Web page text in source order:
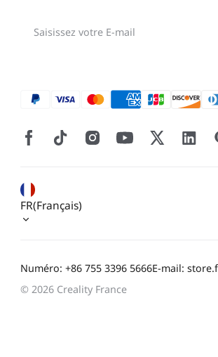
Numéro: +86 755 3396 5666E-mail:
FR(Français)
© 2026 Creality France